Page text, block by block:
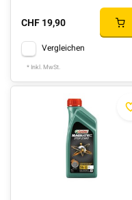
CHF 19,90
Vergleichen
* Inkl. MwSt.